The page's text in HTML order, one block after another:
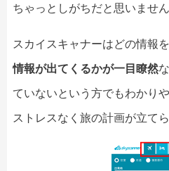
ちゃっとしがちだと思いませ
スカイスキャナーはどの情報
情報が出てくるかが一目瞭然
ていないという方でもわかり
ストレスなく旅の計画が立てら